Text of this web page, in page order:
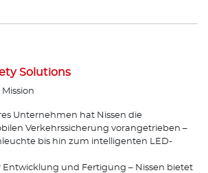
Solutions
Unternehmen hat Nissen die
Verkehrssicherung vorangetrieben –
bis hin zum intelligenten LED-
Entwicklung und Fertigung – Nissen bietet